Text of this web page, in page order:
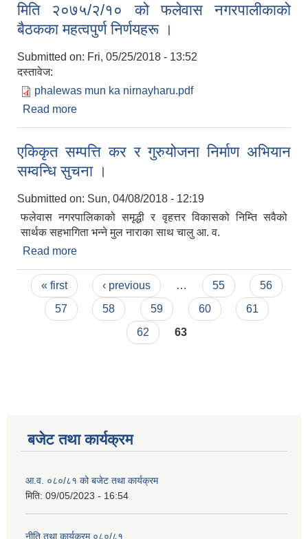
मिति २०७५/२/१० को फलेवास नगरपालीकाको
बैठकका महत्वपुर्ण निर्णयहरू ।
Submitted on: Fri, 05/25/2018 - 13:52
दस्तावेज:
phalewas mun ka nirnayharu.pdf
Read more
एकिकृत सम्पत्ति कर र गुरुयोजना निर्माण अभियान
सम्वन्धि सुचना ।
Submitted on: Sun, 04/08/2018 - 12:19
फलेवास नगरपालिकाको समृद्धी र वृहत्तर विकासको निम्ति सवैको
सार्थक सहभागिता भन्ने मुल नाराका साथ चालु आ. व.
Read more
Pages
« first ‹ previous … 55
56
57
58 59 60
61
62
63
बजेट तथा कार्यक्रम
आ.व. ०८०/८१ को बजेट तथा कार्यक्रम
मिति: 09/05/2023 - 16:54
नीति तथा कार्यक्रम ०८०/८१